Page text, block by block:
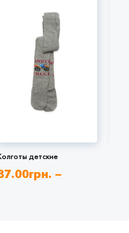
детские
грн. –